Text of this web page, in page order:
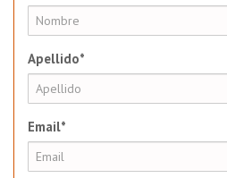
Apellido*
Email*